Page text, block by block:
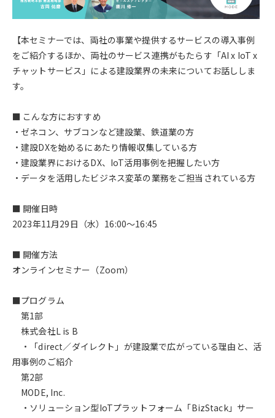
【本セミナーでは、両社の事業や提供するサービスの導入事例
をご紹介するほか、両社のサービス連携がもたらす「AI x IoT x
チャットサービス」による建設業界の未来についてお話ししま
す。
■ こんな方におすすめ
・ゼネコン、サブコンなど建設業、鉄道業の方
・建設DXを始めるにあたり情報収集している方
・建設業界におけるDX、IoT活用事例を把握したい方
・データを活用したビジネス変革の業務をご担当されている方
■ 開催日時
2023年11月29日（水）16:00～16:45
■ 開催方法
オンラインセミナー（Zoom）
■プログラム
第1部
株式会社L is B
・「direct／ダイレクト」が建設業で広がっている理由と、活
用事例のご紹介
第2部
MODE, Inc.
・ソリューション型IoTプラットフォーム「BizStack」サー